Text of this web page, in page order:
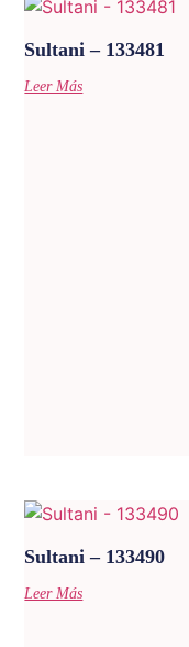
Sultani – 133481
Leer Más
Sultani – 133490
Leer Más